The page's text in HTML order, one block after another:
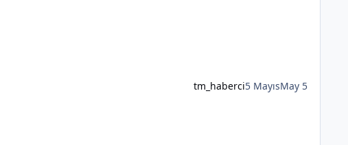
tm_haberci5 MayısMay 5